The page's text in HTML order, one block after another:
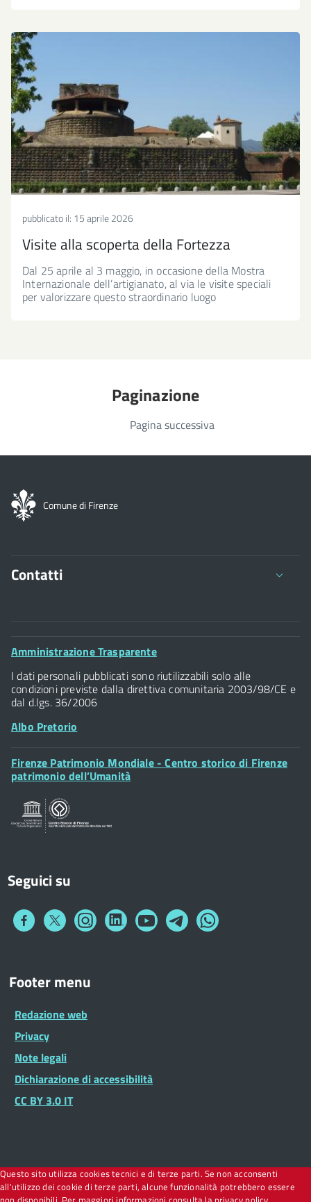
pubblicato il: 15 aprile 2026
Visite alla scoperta della Fortezza
Dal 25 aprile al 3 maggio, in occasione della Mostra
Internazionale dell’artigianato, al via le visite speciali
per valorizzare questo straordinario luogo
Paginazione
Pagina successiva
Comune di Firenze
Contatti
Comune di Firenze
Palazzo Vecchio
Piazza della Signoria - 50122, Firenze
P.IVA 01307110484
Posta Elettronica Certificata
Footer
Amministrazione Trasparente
I dati personali pubblicati sono riutilizzabili solo alle
condizioni previste dalla direttiva comunitaria 2003/98/CE e
dal d.lgs. 36/2006
Albo Pretorio
Footer
Widget
Firenze Patrimonio Mondiale - Centro storico di Firenze
patrimonio dell’Umanità
Seguici su
Collegamento
Collegamento
a
Collegamento
a
Collegamento
a
Collegamento
a
Collegamento
a
Collegamento
a
Widget
Footer menu
Redazione web
Privacy
Note legali
Dichiarazione di accessibilità
CC BY 3.0 IT
Questo sito utilizza cookies tecnici e di terze parti. Se non acconsenti
all'utilizzo dei cookie di terze parti, alcune funzionalità potrebbero essere